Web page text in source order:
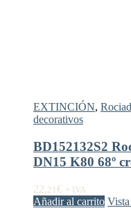
EXTINCIÓN,
decorativos
BD152132S2
DN15 K80 68º
22,21 € + IVA
Añadir al carrito